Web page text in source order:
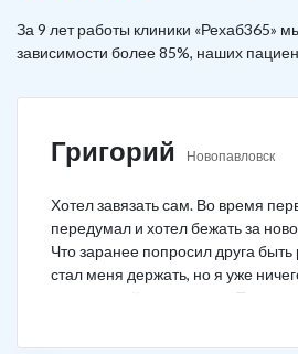
За 9 лет работы клиники «Рехаб365»
зависимости более 85%, наших
Григорий Новопавловск
Хотел завязать сам. Во время
передумал и хотел бежать за
Что заранее попросил друга
стал меня держать, но я уже
начал силой вырываться. Тогда
связан меня и позвонил в
нарколог, мне сделали какую-то